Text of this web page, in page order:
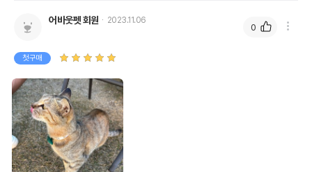
어바웃펫 회원 2023.11.06
첫구매
0